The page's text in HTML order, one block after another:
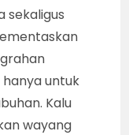
sekaligus
hanya untuk
Kalu
wayang